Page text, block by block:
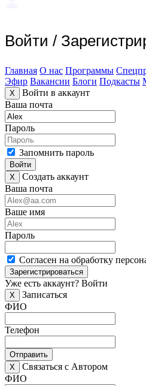
Войти /
Главная О нас Программы
Эфир Вакансии Блоги Подкасты
X
Войти в аккаунт
Ваша почта
Пароль
Запомнить пароль
Войти
X
Создать аккаунт
Ваша почта
Ваше имя
Пароль
Согласен на обработку
Зарегистрироваться
Уже есть аккаунт? Войти
X
Записаться
ФИО
Телефон
Отправить
X
Связаться с Автором
ФИО